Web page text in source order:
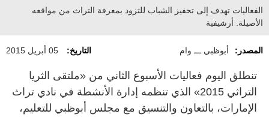
الفعاليات تهدف إلى تحفيز الشباب للتزود بمعرفة التراث من مواقعه
الأصيلة. أرشيفية
المصدر: أبوظبي ـــ وام التاريخ: 05 أبريل 2015
تنطلق اليوم فعاليات الأسبوع الثاني من «ملتقى الثريا
التراثي 2015» الذي تنظمه إدارة الأنشطة في نادي تراث
الإمارات، بالتعاون والتنسيق مع مجلس أبوظبي للتعليم،